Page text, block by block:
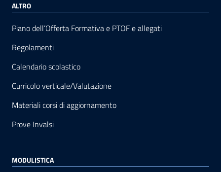
ALTRO
Piano dell’Offerta Formativa e PTOF e allegati
Regolamenti
Calendario scolastico
Curricolo verticale/Valutazione
Materiali corsi di aggiornamento
Prove Invalsi
MODULISTICA